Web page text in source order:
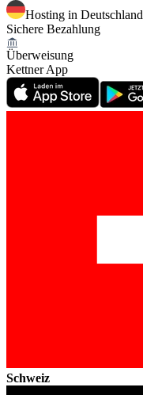
Hosting in Deutschland
Sichere Bezahlung
Überweisung
Kettner App
Schweiz